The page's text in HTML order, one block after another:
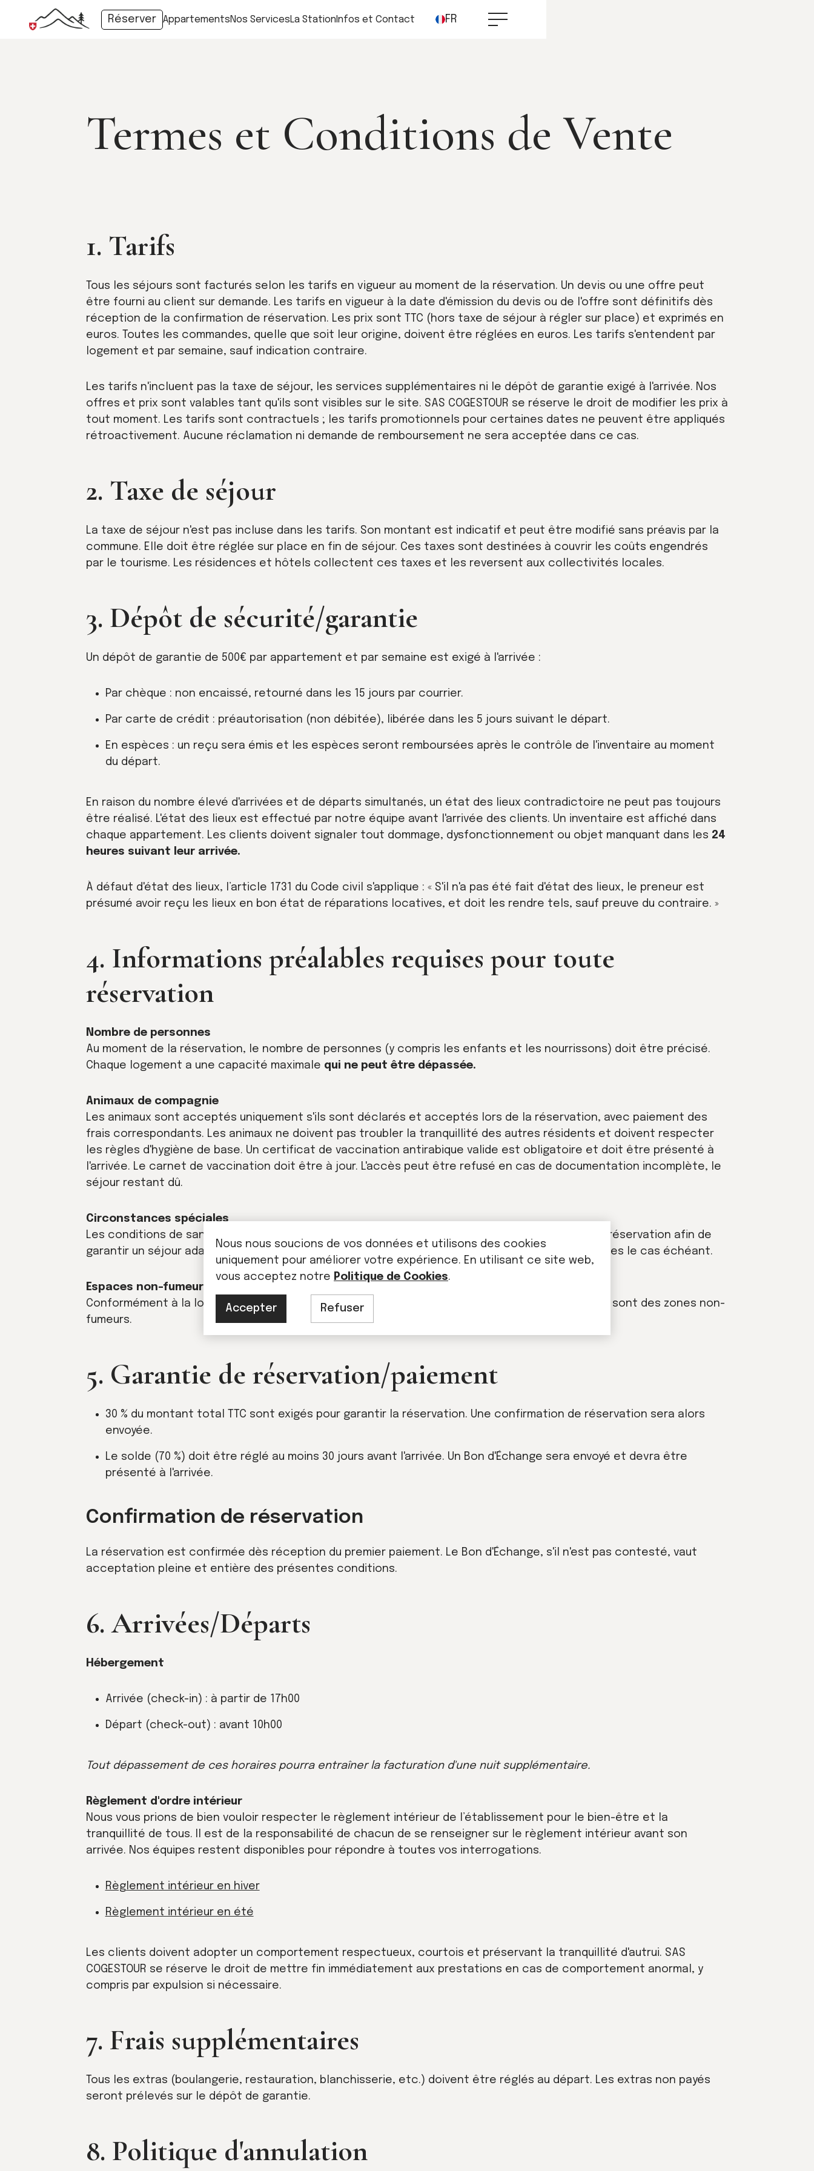
FR
Réserver AppartementsNos ServicesLa Station Infos et Contact
Termes et Conditions de Vente
1. Tarifs
Tous les séjours sont facturés selon les tarifs en vigueur au moment de la réservation. Un devis ou une offre peut
être fourni au client sur demande. Les tarifs en vigueur à la date d'émission du devis ou de l'offre sont définitifs dès
réception de la confirmation de réservation. Les prix sont TTC (hors taxe de séjour à régler sur place) et exprimés en
euros. Toutes les commandes, quelle que soit leur origine, doivent être réglées en euros. Les tarifs s'entendent par
logement et par semaine, sauf indication contraire.
Les tarifs n'incluent pas la taxe de séjour, les services supplémentaires ni le dépôt de garantie exigé à l'arrivée. Nos
offres et prix sont valables tant qu'ils sont visibles sur le site. SAS COGESTOUR se réserve le droit de modifier les prix à
tout moment. Les tarifs sont contractuels ; les tarifs promotionnels pour certaines dates ne peuvent être appliqués
rétroactivement. Aucune réclamation ni demande de remboursement ne sera acceptée dans ce cas.
2. Taxe de séjour
La taxe de séjour n'est pas incluse dans les tarifs. Son montant est indicatif et peut être modifié sans préavis par la
commune. Elle doit être réglée sur place en fin de séjour. Ces taxes sont destinées à couvrir les coûts engendrés
par le tourisme. Les résidences et hôtels collectent ces taxes et les reversent aux collectivités locales.
3. Dépôt de sécurité/garantie
Un dépôt de garantie de 500€ par appartement et par semaine est exigé à l'arrivée :
Par chèque : non encaissé, retourné dans les 15 jours par courrier.
Par carte de crédit : préautorisation (non débitée), libérée dans les 5 jours suivant le départ.
En espèces : un reçu sera émis et les espèces seront remboursées après le contrôle de l'inventaire au moment
du départ.
En raison du nombre élevé d'arrivées et de départs simultanés, un état des lieux contradictoire ne peut pas toujours
être réalisé. L'état des lieux est effectué par notre équipe avant l'arrivée des clients. Un inventaire est affiché dans
chaque appartement. Les clients doivent signaler tout dommage, dysfonctionnement ou objet manquant dans les 24
heures suivant leur arrivée.
À défaut d'état des lieux, l’article 1731 du Code civil s'applique : « S'il n'a pas été fait d'état des lieux, le preneur est
présumé avoir reçu les lieux en bon état de réparations locatives, et doit les rendre tels, sauf preuve du contraire. »
4. Informations préalables requises pour toute
réservation
Nombre de personnes
Au moment de la réservation, le nombre de personnes (y compris les enfants et les nourrissons) doit être précisé.
Chaque logement a une capacité maximale qui ne peut être dépassée.
Animaux de compagnie
Les animaux sont acceptés uniquement s'ils sont déclarés et acceptés lors de la réservation, avec paiement des
frais correspondants. Les animaux ne doivent pas troubler la tranquillité des autres résidents et doivent respecter
les règles d'hygiène de base. Un certificat de vaccination antirabique valide est obligatoire et doit être présenté à
l'arrivée. Le carnet de vaccination doit être à jour. L'accès peut être refusé en cas de documentation incomplète, le
séjour restant dû.
Circonstances spéciales
Les conditions de santé, handicaps, âge, tutelle, etc., doivent être déclarées au moment de la réservation afin de
garantir un séjour adapté et sécurisé. Des informations sur les logements adaptés seront fournies le cas échéant.
Espaces non-fumeurs
Conformément à la loi française du 10 janvier 1991, toutes les parties communes de la résidence sont des zones non-
fumeurs.
5. Garantie de réservation/paiement
30 % du montant total TTC sont exigés pour garantir la réservation. Une confirmation de réservation sera alors
envoyée.
Le solde (70 %) doit être réglé au moins 30 jours avant l'arrivée. Un Bon d'Échange sera envoyé et devra être
présenté à l'arrivée.
Confirmation de réservation
La réservation est confirmée dès réception du premier paiement. Le Bon d'Échange, s'il n'est pas contesté, vaut
acceptation pleine et entière des présentes conditions.
6. Arrivées/Départs
Hébergement
Arrivée (check-in) : à partir de 17h00
Départ (check-out) : avant 10h00
Tout dépassement de ces horaires pourra entraîner la facturation d'une nuit supplémentaire.
Règlement d'ordre intérieur
Nous vous prions de bien vouloir respecter le règlement intérieur de l’établissement pour le bien-être et la
tranquillité de tous. Il est de la responsabilité de chacun de se renseigner sur le règlement intérieur avant son
arrivée. Nos équipes restent disponibles pour répondre à toutes vos interrogations.
Règlement intérieur en hiver
Règlement intérieur en été
Les clients doivent adopter un comportement respectueux, courtois et préservant la tranquillité d'autrui. SAS
COGESTOUR se réserve le droit de mettre fin immédiatement aux prestations en cas de comportement anormal, y
compris par expulsion si nécessaire.
7. Frais supplémentaires
Tous les extras (boulangerie, restauration, blanchisserie, etc.) doivent être réglés au départ. Les extras non payés
seront prélevés sur le dépôt de garantie.
8. Politique d'annulation
Nous nous soucions de vos données et utilisons des cookies
uniquement pour améliorer votre expérience. En utilisant ce site web,
vous acceptez notre Politique de Cookies.
Accepter Refuser